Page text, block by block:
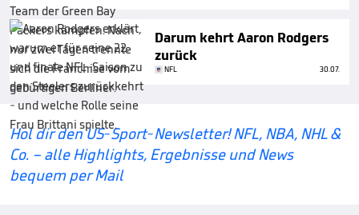
Darum kehrt Aaron Rodgers
zurück
NFL 30.07.
Hol dir den US-Sport-Newsletter! NFL, NBA, NHL &
Co. – alle Highlights, Ergebnisse und News
bequem per Mail